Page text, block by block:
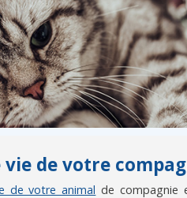
vie de votre
de votre animal de compagnie